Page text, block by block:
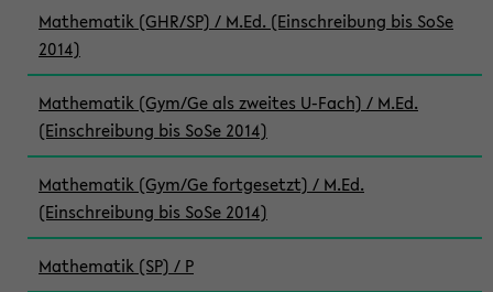
Mathematik (GHR/SP) / M.Ed. (Einschreibung bis SoSe
2014)
Mathematik (Gym/Ge als zweites U-Fach) / M.Ed.
(Einschreibung bis SoSe 2014)
Mathematik (Gym/Ge fortgesetzt) / M.Ed.
(Einschreibung bis SoSe 2014)
Mathematik (SP) / P